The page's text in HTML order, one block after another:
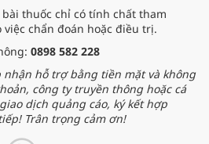
bài thuốc chỉ có tính chất tham
chẩn đoán hoặc điều trị.
0898 582 228
nhận hỗ trợ bằng tiền mặt và không
công ty truyền thông hoặc cá
dịch quảng cáo, ký kết hợp
Trân trọng cảm ơn!